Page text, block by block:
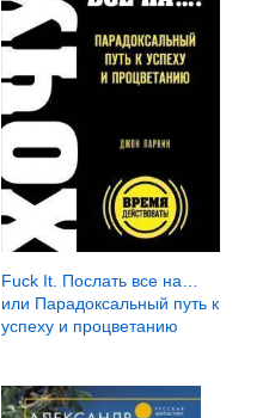
Fuck It. Послать все на…
или Парадоксальный путь к
успеху и процветанию